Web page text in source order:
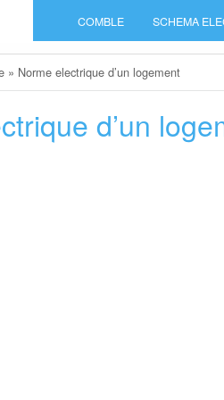
COMBLE SCHEMA
» Norme electrique d’un logement
d’un